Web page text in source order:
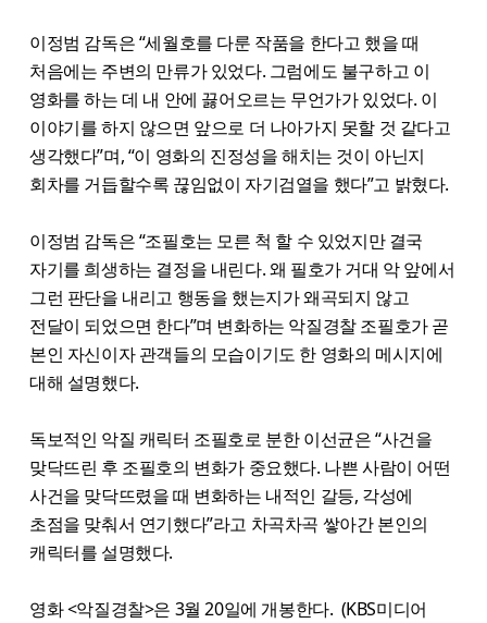
이정범 감독은 “세월호를 다룬 작품을 한다고 했을 때
처음에는 주변의 만류가 있었다. 그럼에도 불구하고 이
영화를 하는 데 내 안에 끓어오르는 무언가가 있었다. 이
이야기를 하지 않으면 앞으로 더 나아가지 못할 것 같다고
생각했다”며, “이 영화의 진정성을 해치는 것이 아닌지
회차를 거듭할수록 끊임없이 자기검열을 했다”고 밝혔다.
이정범 감독은 “조필호는 모른 척 할 수 있었지만 결국
자기를 희생하는 결정을 내린다. 왜 필호가 거대 악 앞에서
그런 판단을 내리고 행동을 했는지가 왜곡되지 않고
전달이 되었으면 한다”며 변화하는 악질경찰 조필호가 곧
본인 자신이자 관객들의 모습이기도 한 영화의 메시지에
대해 설명했다.
독보적인 악질 캐릭터 조필호로 분한 이선균은 “사건을
맞닥뜨린 후 조필호의 변화가 중요했다. 나쁜 사람이 어떤
사건을 맞닥뜨렸을 때 변화하는 내적인 갈등, 각성에
초점을 맞춰서 연기했다”라고 차곡차곡 쌓아간 본인의
캐릭터를 설명했다.
영화 <악질경찰>은 3월 20일에 개봉한다. (KBS미디어